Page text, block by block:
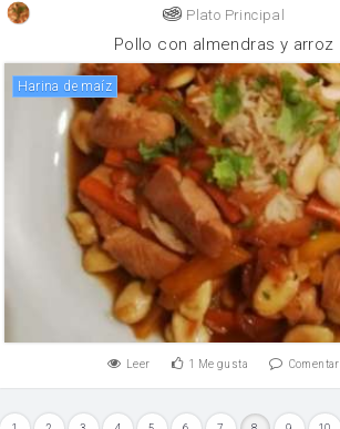
Plato Principal
Pollo con almendras y arroz
harina de maíz
Leer 1 Me gusta Comentar